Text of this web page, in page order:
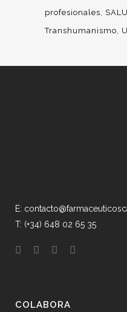
profesionales
Transhumanismo
E:
T: (+34) 648 02 65 35
COLABORA